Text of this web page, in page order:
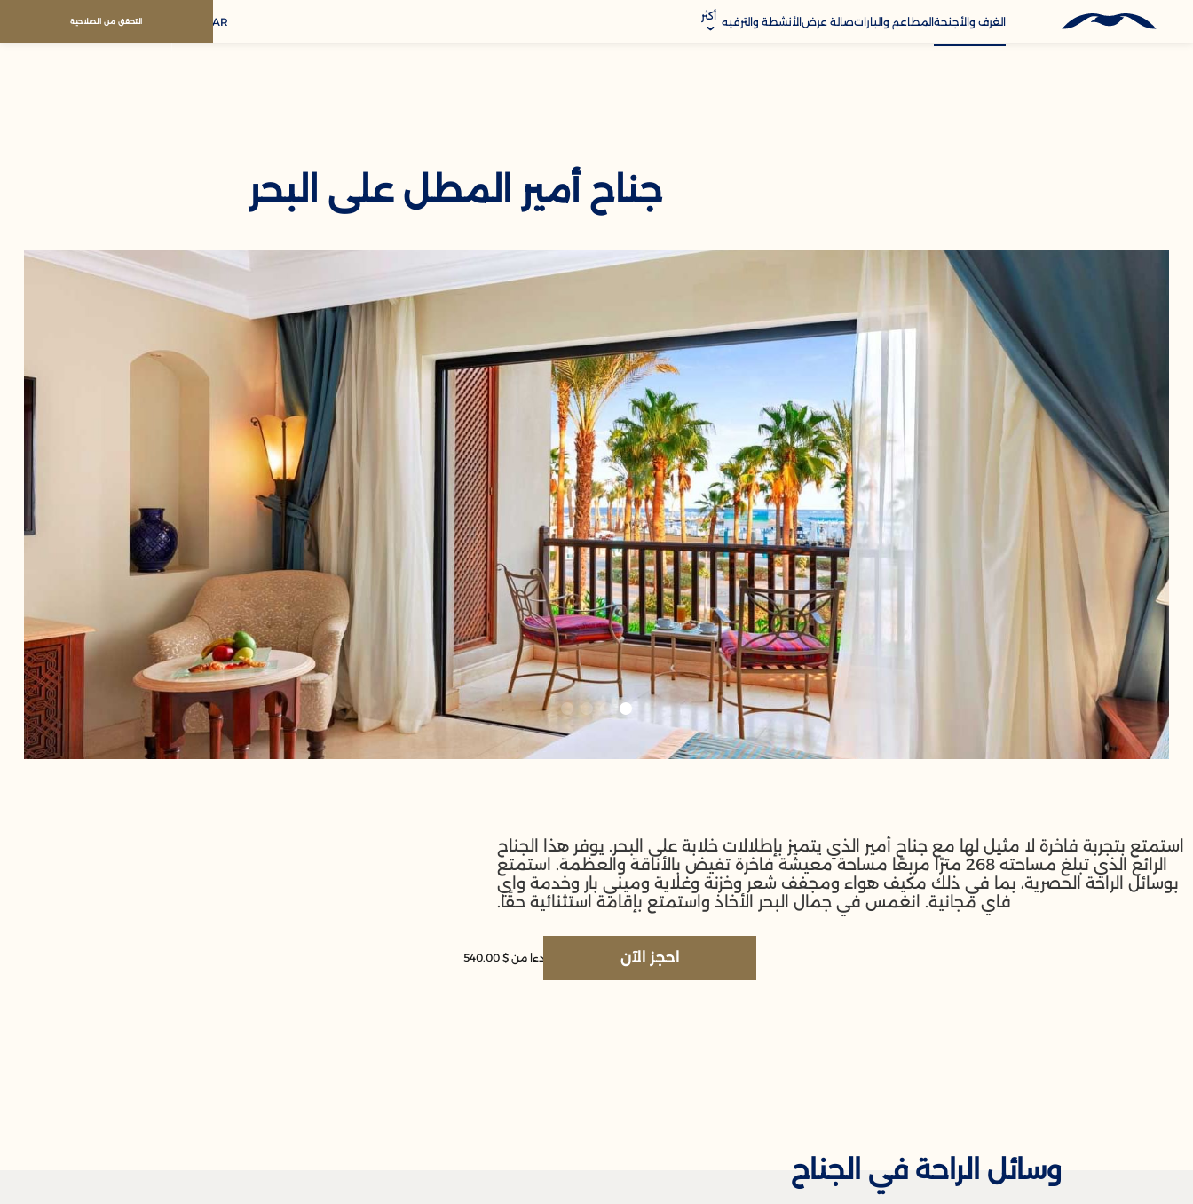
الغرف والأجنحةالمطاعم والباراتصالة عرضالأنشطة والترفيه أكثر AR التحقق من الصلاحية
جناح أمير المطل على البحر
استمتع بتجربة فاخرة لا مثيل لها مع جناح أمير الذي يتميز بإطلالات خلابة على البحر. يوفر هذا الجناح
الرائع الذي تبلغ مساحته 268 مترًا مربعًا مساحة معيشة فاخرة تفيض بالأناقة والعظمة. استمتع
بوسائل الراحة الحصرية، بما في ذلك مكيف هواء ومجفف شعر وخزنة وغلاية وميني بار وخدمة واي
فاي مجانية. انغمس في جمال البحر الأخاذ واستمتع بإقامة استثنائية حقًا.
بدءا من $ 540.00 احجز الآن
وسائل الراحة في الجناح